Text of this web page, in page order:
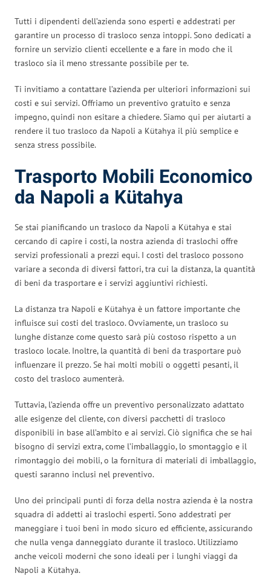
Tutti i dipendenti dell’azienda sono esperti e addestrati per
garantire un processo di trasloco senza intoppi. Sono dedicati a
fornire un servizio clienti eccellente e a fare in modo che il
trasloco sia il meno stressante possibile per te.
Ti invitiamo a contattare l’azienda per ulteriori informazioni sui
costi e sui servizi. Offriamo un preventivo gratuito e senza
impegno, quindi non esitare a chiedere. Siamo qui per aiutarti a
rendere il tuo trasloco da Napoli a Kütahya il più semplice e
senza stress possibile.
Trasporto Mobili Economico
da Napoli a Kütahya
Se stai pianificando un trasloco da Napoli a Kütahya e stai
cercando di capire i costi, la nostra azienda di traslochi offre
servizi professionali a prezzi equi. I costi del trasloco possono
variare a seconda di diversi fattori, tra cui la distanza, la quantità
di beni da trasportare e i servizi aggiuntivi richiesti.
La distanza tra Napoli e Kütahya è un fattore importante che
influisce sui costi del trasloco. Ovviamente, un trasloco su
lunghe distanze come questo sarà più costoso rispetto a un
trasloco locale. Inoltre, la quantità di beni da trasportare può
influenzare il prezzo. Se hai molti mobili o oggetti pesanti, il
costo del trasloco aumenterà.
Tuttavia, l’azienda offre un preventivo personalizzato adattato
alle esigenze del cliente, con diversi pacchetti di trasloco
disponibili in base all’ambito e ai servizi. Ciò significa che se hai
bisogno di servizi extra, come l’imballaggio, lo smontaggio e il
rimontaggio dei mobili, o la fornitura di materiali di imballaggio,
questi saranno inclusi nel preventivo.
Uno dei principali punti di forza della nostra azienda è la nostra
squadra di addetti ai traslochi esperti. Sono addestrati per
maneggiare i tuoi beni in modo sicuro ed efficiente, assicurando
che nulla venga danneggiato durante il trasloco. Utilizziamo
anche veicoli moderni che sono ideali per i lunghi viaggi da
Napoli a Kütahya.